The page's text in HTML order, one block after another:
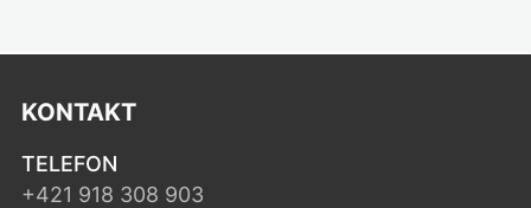
KONTAKT
TELEFON
+421 918 308 903